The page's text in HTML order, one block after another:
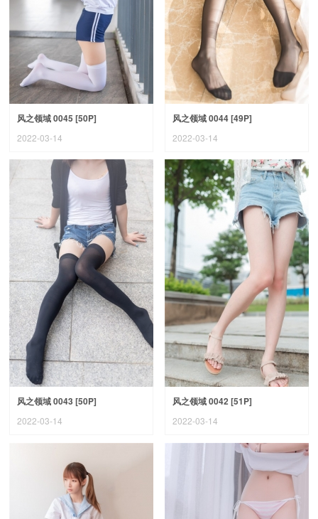
风之领域 0045 [50P]
2022-03-14
风之领域 0044 [49P]
2022-03-14
风之领域 0043 [50P]
2022-03-14
风之领域 0042 [51P]
2022-03-14